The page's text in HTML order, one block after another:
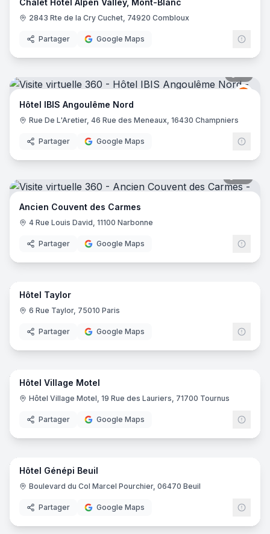
Chalet Hôtel Alpen Valley, Mont-Blanc
2843 Rte de la Cry Cuchet, 74920 Combloux
Partager Google Maps
Ibis
Hôtel IBIS Angoulême Nord
Rue De L'Aretier, 46 Rue des Meneaux, 16430 Champniers
Partager Google Maps
Ancien Couvent des Carmes
4 Rue Louis David, 11100 Narbonne
Partager Google Maps
25
Hôtel Taylor
6 Rue Taylor, 75010 Paris
Partager Google Maps
29
Hôtel Village Motel
Hôtel Village Motel, 19 Rue des Lauriers, 71700 Tournus
Partager Google Maps
24
Hôtel Génépi Beuil
Boulevard du Col Marcel Pourchier, 06470 Beuil
Partager Google Maps